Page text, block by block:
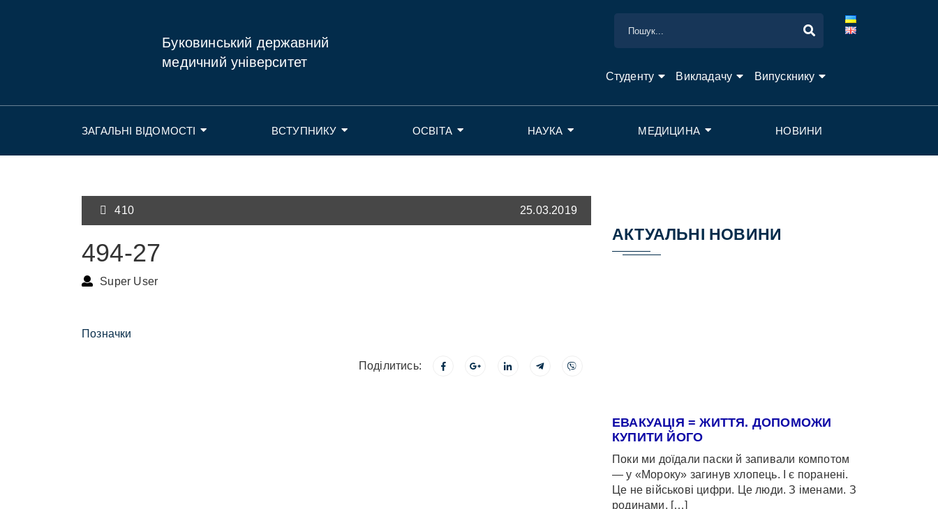
Буковинський державний
медичний університет
Студенту Викладачу Випускнику
ЗАГАЛЬНІ ВІДОМОСТІ ВСТУПНИКУ ОСВІТА НАУКА МЕДИЦИНА НОВИНИ
410 25.03.2019
494-27
Super User
Позначки
Поділитись:
АКТУАЛЬНІ НОВИНИ
ЕВАКУАЦІЯ = ЖИТТЯ. ДОПОМОЖИ
КУПИТИ ЙОГО
Поки ми доїдали паски й запивали компотом
— у «Мороку» загинув хлопець. І є поранені.
Це не військові цифри. Це люди. З іменами. З
родинами, […]